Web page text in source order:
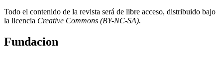
Todo el contenido de la revista será de libre acceso, distribuido bajo
la licencia Creative Commons (BY-NC-SA).
Fundacion